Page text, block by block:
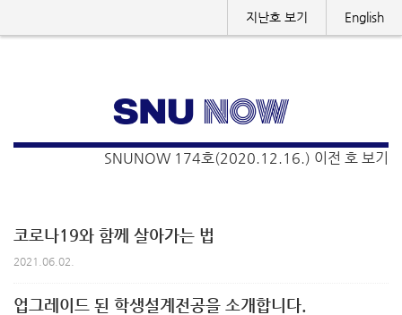
English
지난호 보기
SNUNOW 174호(2020.12.16.) 이전 호 보기
코로나19와 함께 살아가는 법
2021.06.02.
업그레이드 된 학생설계전공을 소개합니다.